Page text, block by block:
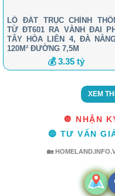
LÔ ĐẤT TRỤC CHÍNH
TỪ ĐT601 RA VÀNH ĐAI
TÂY HÒA LIÊN 4, ĐÀ
120M² ĐƯỜNG 7,5M
💰 3.35 tỷ
XEM
🔘 NHẬN
🔵 TƯ VẤN
🏡